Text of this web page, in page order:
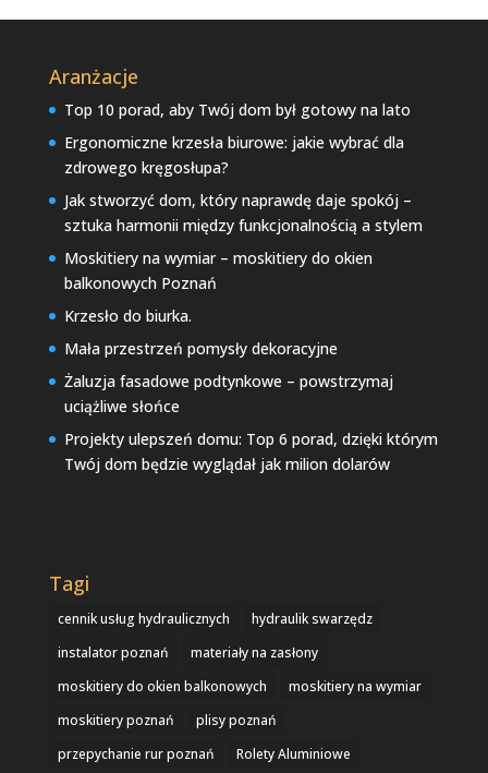
Aranżacje
Top 10 porad, aby Twój dom był gotowy na lato
Ergonomiczne krzesła biurowe: jakie wybrać dla
zdrowego kręgosłupa?
Jak stworzyć dom, który naprawdę daje spokój –
sztuka harmonii między funkcjonalnością a stylem
Moskitiery na wymiar – moskitiery do okien
balkonowych Poznań
Krzesło do biurka.
Mała przestrzeń pomysły dekoracyjne
Żaluzja fasadowe podtynkowe – powstrzymaj
uciążliwe słońce
Projekty ulepszeń domu: Top 6 porad, dzięki którym
Twój dom będzie wyglądał jak milion dolarów
Tagi
cennik usług hydraulicznych
hydraulik swarzędz
instalator poznań
materiały na zasłony
moskitiery do okien balkonowych
moskitiery na wymiar
moskitiery poznań
plisy poznań
przepychanie rur poznań
Rolety Aluminiowe